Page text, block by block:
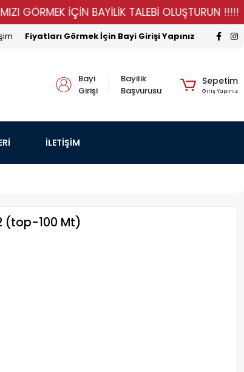
İÇİN BAYİLİK TALEBİ OLUŞTURUN !!!!!
Fiyatları Görmek İçin Bayi Girişi Yapınız
Bayi
Girişi
Bayilik
Başvurusu
Sepetim
Giriş Yapınız
İLETİŞİM
(top-100 Mt)